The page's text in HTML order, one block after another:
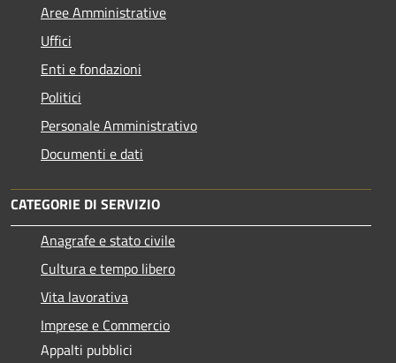
Aree Amministrative
Uffici
Enti e fondazioni
Politici
Personale Amministrativo
Documenti e dati
CATEGORIE DI SERVIZIO
Anagrafe e stato civile
Cultura e tempo libero
Vita lavorativa
Imprese e Commercio
Appalti pubblici